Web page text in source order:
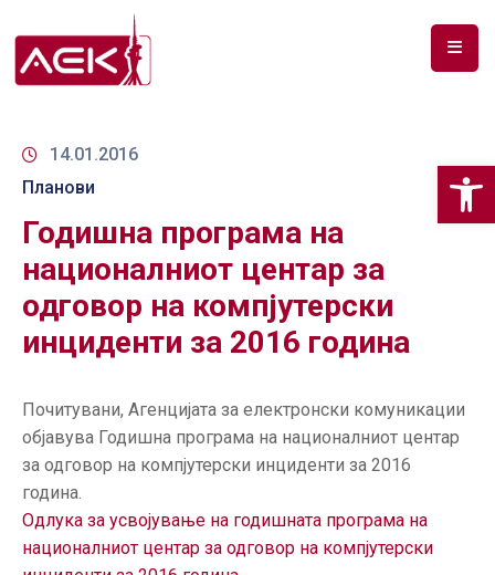
ЗА
ДОКУМЕНТИ
РФ
СПЕКТАР
ТЕЛЕКОМУНИКАЦИИ
АНАЛИЗА
ГРИЖА
ЗА
КОРИСНИЦИ
14.01.2016
Планови
Годишна програма на
националниот центар за
одговор на компјутерски
инциденти за 2016 година
Почитувани, Агенцијата за електронски комуникации
објавува Годишна програма на националниот центар
за одговор на компјутерски инциденти за 2016
година.
Одлука за усвојување на годишната програма на
националниот центар за одговор на компјутерски